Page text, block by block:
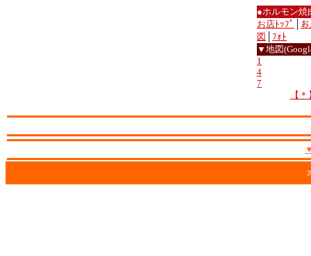
●ホルモン
お店ﾄｯﾌﾟ
図
ﾌｫﾄ
▼地図
1
4
7
【